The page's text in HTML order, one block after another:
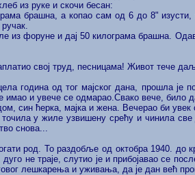
из руке и скочи бесан:
брашна, а копао сам од 6 до 8"
из форуне и дај 50 килограма брашна.
свој труд, песницама! Живот тече
година од тог мајског дана, прошла
имао и увече се одмарао.Свако вече, било
син ћерка, мајка и жена. Вечерао би
точила у жиле узвишену срећу и чинила
снова...
род. То раздобље од октобра 1940. до
не траје, слутио је и прибојавао се
лешкарења и уживања, да је дан већ